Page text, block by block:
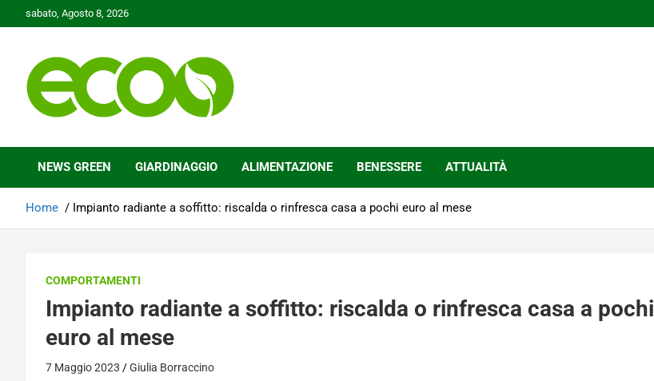
to
sabato, Agosto 8, 2026
Ecoo.it
NEWS GREEN GIARDINAGGIO ALIMENTAZIONE BENESSERE ATTUALITÀ
Home Impianto radiante a soffitto: riscalda o rinfresca casa a pochi euro al mese
COMPORTAMENTI
Impianto radiante a soffitto: riscalda o rinfresca casa a pochi
euro al mese
7 Maggio 2023 Giulia Borraccino